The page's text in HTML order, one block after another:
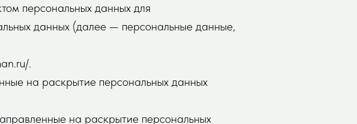
персональных данных для
данных (далее — персональные данные,
.
на раскрытие персональных данных
на раскрытие персональных